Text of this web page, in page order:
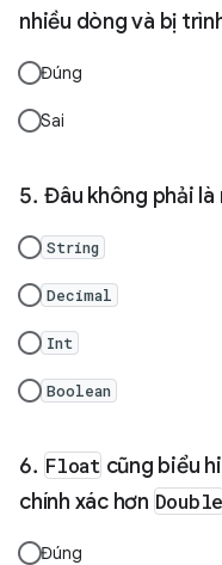
nhiều dòng và bị
Đúng
Sai
Đâu không phải
String
Decimal
Int
Boolean
Float cũng biểu
chính xác hơn Double
Đúng